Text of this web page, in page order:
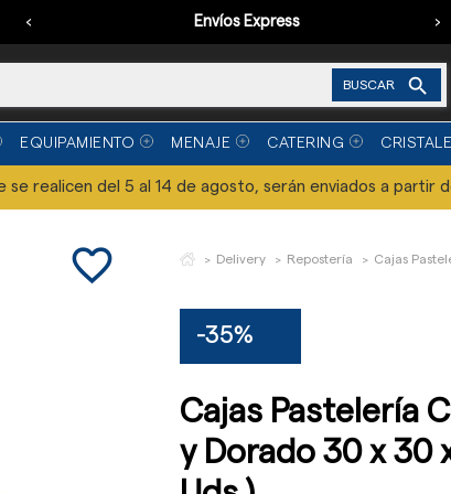
Envíos Express
‹ ›
BUSCAR 
EQUIPAMIENTO MENAJE CATERING
se realicen del 5 al 14 de agosto, serán enviados a partir
favorite_border Delivery Repostería Cajas
-35%
Cajas Pastelería
y Dorado 30 x 30